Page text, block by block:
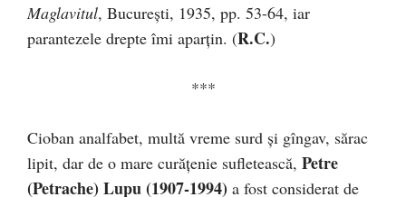
Maglavitul, Bucureşti, 1935, pp. 53-64, iar
parantezele drepte îmi aparţin. (R.C.)
***
Cioban analfabet, multă vreme surd şi gîngav, sărac
lipit, dar de o mare curăţenie sufletească, Petre
(Petrache) Lupu (1907-1994) a fost considerat de